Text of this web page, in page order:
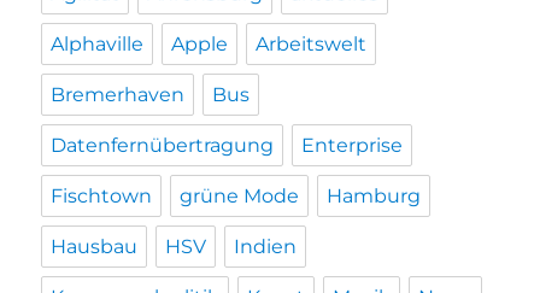
Alphaville Apple Arbeitswelt
Bremerhaven Bus
Datenfernübertragung Enterprise
Fischtown grüne Mode Hamburg
Hausbau HSV Indien